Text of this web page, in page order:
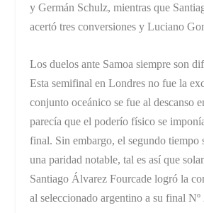
y Germán Schulz, mientras que
acertó tres conversiones y Luciano
Los duelos ante Samoa siempre son
Esta semifinal en Londres no fue la
conjunto oceánico se fue al descanso
parecía que el poderío físico se
final. Sin embargo, el segundo tiempo
una paridad notable, tal es así que
Santiago Álvarez Fourcade logró la
al seleccionado argentino a su final